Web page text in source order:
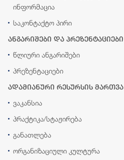
ინფორმაცია
საკონტაქტო პირი
ანგარიშები და პრეზენტაციები
წლიური ანგარიშები
პრეზენტაციები
ადამიანური რესურსის მართვა
ვაკანსია
პრაქტიკა/სტაჟირება
განათლება
ორგანიზაციული კულტურა